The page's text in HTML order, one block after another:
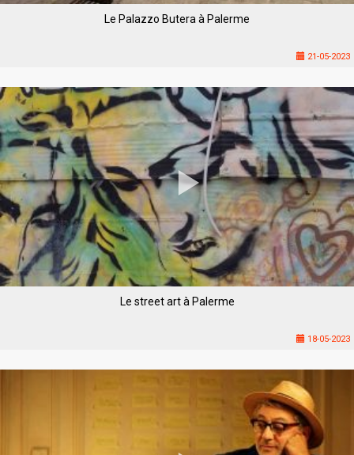
Le Palazzo Butera à Palerme
21-05-2023
Le street art à Palerme
18-05-2023